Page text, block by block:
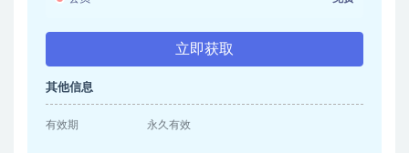
立即获取
其他信息
有效期 永久有效